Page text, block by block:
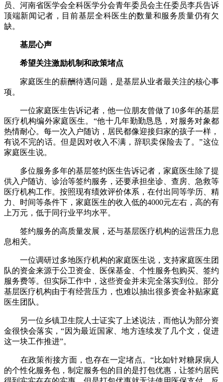
员、河南省医学会全科医学分会青年委员会主任委员李兵告诉
顶端新闻记者，目前基层全科医生的数量和服务质量仍有欠
缺。
基层心声
希望关注激励机制和政策堵点
家庭医生的薪酬待遇问题，是基层从业者最关注的核心事
项。
一位家庭医生告诉记者，他一位朋友曾做了10多年的基层
医疗机构编外家庭医生。“他十几年勤勤恳恳，对服务对象都
热情耐心。每一次入户随访，居民都像迎接归家的孩子一样，
有说不完的话。但是因对收入不满，辞职卖保险去了。”这位
家庭医生说。
多位服务多年的基层签约医生告诉记者，家庭医生除了提
供入户随访、诊治等签约服务，还要承担坐诊、查房、急救等
医疗机构工作。按照现有绩效评价体系，在付出同等学历、精
力、时间等条件下，家庭医生的收入低的4000元左右，高的有
上万元，低于同行业平均水平。
签约服务的高质量发展，还与基层医疗机构的运营压力息
息相关。
一位调研过多地医疗机构的家庭医生说，支持家庭医生团
队的资金来源于公卫资金、医保基金、个性服务包购买、签约
服务费等。但实际工作中，这些资金并未完全落实到位。部分
基层医疗机构由于有经营压力，也难以抽出很多资金补贴家庭
医生团队。
另一位乡镇卫生院人士证实了上述说法，而他认为部分资
金很快会落实，“因为最近国家、地方连续发了几个文，促进
这一块工作推进”。
在政策衔接方面，也存在一定堵点。“比如针对糖尿病人
的个性化服务包，制定服务包的目的是打包优惠，让签约居民